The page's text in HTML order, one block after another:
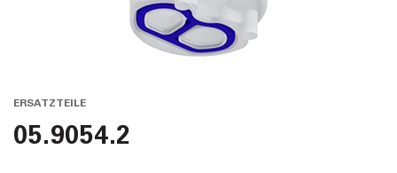
ERSATZTEILE
05.9054.2